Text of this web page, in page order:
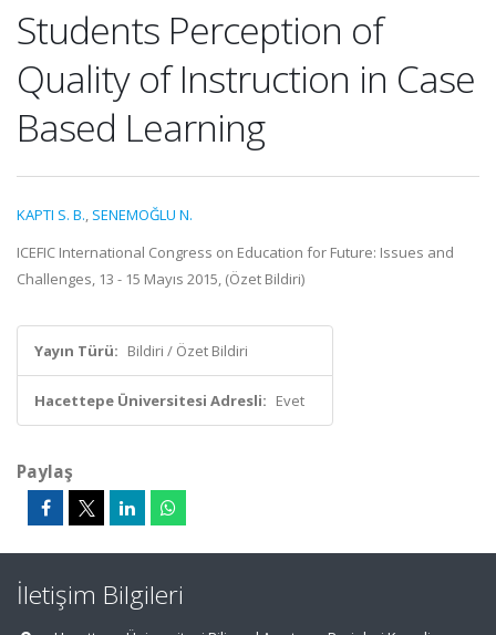
Students Perception of
Quality of Instruction in Case
Based Learning
KAPTI S. B., SENEMOĞLU N.
ICEFIC International Congress on Education for Future: Issues and
Challenges, 13 - 15 Mayıs 2015, (Özet Bildiri)
Yayın Türü: Bildiri / Özet Bildiri
Hacettepe Üniversitesi Adresli: Evet
Paylaş
İletişim Bilgileri